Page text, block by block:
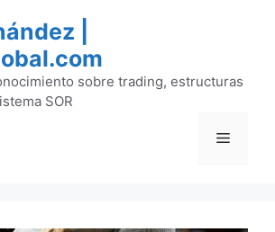
|
sobre trading, estructuras
SOR
Menú